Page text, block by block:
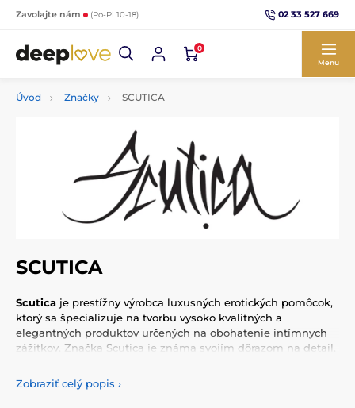
Zavolajte nám (Po-Pi 10-18) 02 33 527 669
0
Menu
Úvod Značky SCUTICA
SCUTICA
Scutica je prestížny výrobca luxusných erotických pomôcok,
ktorý sa špecializuje na tvorbu vysoko kvalitných a
elegantných produktov určených na obohatenie intímnych
zážitkov. Značka Scutica je známa svojím dôrazom na detail,
jej prinieslo uznanie a obľubu medzi zákazníkmi po celom
Zobraziť celý popis ›